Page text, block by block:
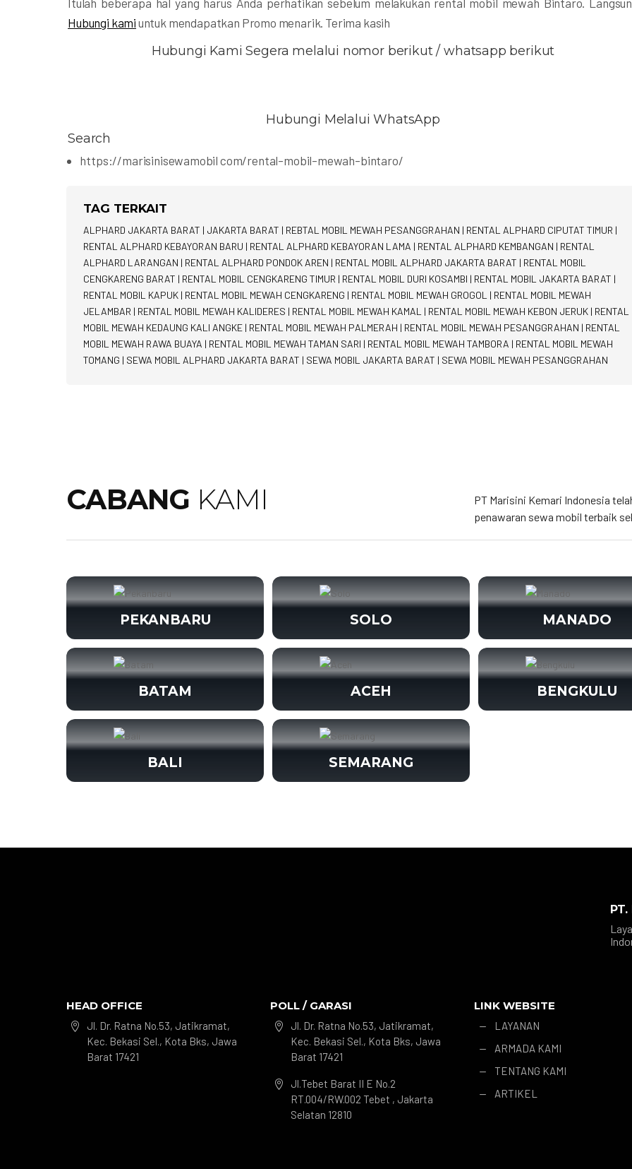
Hubungi kami untuk mendapatkan Promo menarik. Terima kasih
Hubungi Kami Segera melalui nomor berikut / whatsapp berikut
Hubungi Melalui WhatsApp
Search
https://marisinisewamobil com/rental-mobil-mewah-bintaro/
TAG TERKAIT
ALPHARD JAKARTA BARAT | JAKARTA BARAT | REBTAL MOBIL MEWAH PESANGGRAHAN | RENTAL ALPHARD CIPUTAT TIMUR |
RENTAL ALPHARD KEBAYORAN BARU | RENTAL ALPHARD KEBAYORAN LAMA | RENTAL ALPHARD KEMBANGAN | RENTAL
ALPHARD LARANGAN | RENTAL ALPHARD PONDOK AREN | RENTAL MOBIL ALPHARD JAKARTA BARAT | RENTAL MOBIL
CENGKARENG BARAT | RENTAL MOBIL CENGKARENG TIMUR | RENTAL MOBIL DURI KOSAMBI | RENTAL MOBIL JAKARTA BARAT |
RENTAL MOBIL KAPUK | RENTAL MOBIL MEWAH CENGKARENG | RENTAL MOBIL MEWAH GROGOL | RENTAL MOBIL MEWAH
JELAMBAR | RENTAL MOBIL MEWAH KALIDERES | RENTAL MOBIL MEWAH KAMAL | RENTAL MOBIL MEWAH KEBON JERUK | RENTAL
MOBIL MEWAH KEDAUNG KALI ANGKE | RENTAL MOBIL MEWAH PALMERAH | RENTAL MOBIL MEWAH PESANGGRAHAN | RENTAL
MOBIL MEWAH RAWA BUAYA | RENTAL MOBIL MEWAH TAMAN SARI | RENTAL MOBIL MEWAH TAMBORA | RENTAL MOBIL MEWAH
TOMANG | SEWA MOBIL ALPHARD JAKARTA BARAT | SEWA MOBIL JAKARTA BARAT | SEWA MOBIL MEWAH PESANGGRAHAN
CABANG KAMI
PT Marisini Kemari Indonesia
penawaran sewa mobil terbaik
PEKANBARU SOLO MANADO
BATAM ACEH BENGKULU
BALI SEMARANG
HEAD OFFICE

Jl. Dr. Ratna No.53, Jatikramat,
Kec. Bekasi Sel., Kota Bks, Jawa
Barat 17421
POLL / GARASI

Jl. Dr. Ratna No.53, Jatikramat,
Kec. Bekasi Sel., Kota Bks, Jawa
Barat 17421

Jl.Tebet Barat II E No.2
RT.004/RW.002 Tebet , Jakarta
Selatan 12810
LINK WEBSITE
K LAYANAN
K ARMADA KAMI
K TENTANG KAMI
K ARTIKEL